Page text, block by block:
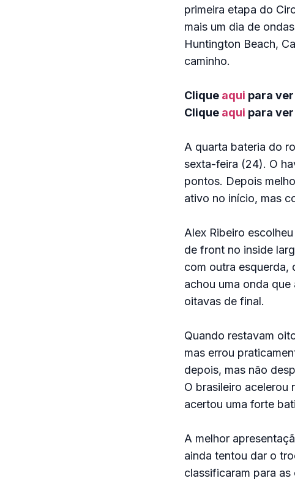
primeira etapa do
mais um dia de
Huntington Beach,
caminho.
Clique aqui para
Clique aqui para
A quarta bateria do
sexta-feira (24). O
pontos. Depois
ativo no início, mas
Alex Ribeiro
de front no inside
com outra esquerda,
achou uma onda
oitavas de final.
Quando restavam
mas errou
depois, mas não
O brasileiro acelerou
acertou uma forte
A melhor
ainda tentou dar o
classificaram para